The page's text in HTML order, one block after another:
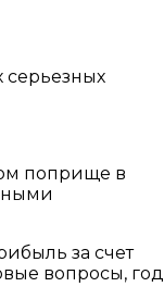
серьезных
поприще в
за счет
вопросы, год